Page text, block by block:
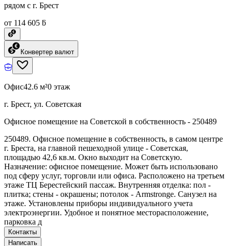
рядом с г. Брест
от 114 605 ƃ
Конвертер валют
Офис42.6 м²0 этаж
г. Брест, ул. Советская
Офисное помещение на Советской в собственность - 250489
250489. Офисное помещение в собственность, в самом центре
г. Бреста, на главной пешеходной улице - Советская,
площадью 42,6 кв.м. Окно выходит на Советскую.
Назначение: офисное помещение. Может быть использовано
под сферу услуг, торговли или офиса. Расположено на третьем
этаже ТЦ Берестейский пассаж. Внутренняя отделка: пол -
плитка; стены - окрашены; потолок - Armstronge. Санузел на
этаже. Установлены приборы индивидуального учета
электроэнергии. Удобное и понятное месторасположение,
парковка д
Контакты
Написать